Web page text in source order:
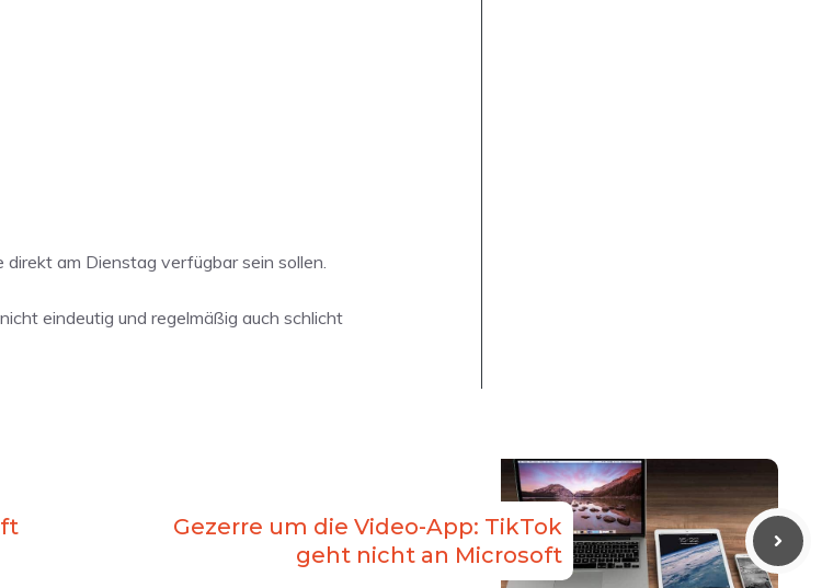
am Dienstag verfügbar sein sollen.
eindeutig und regelmäßig auch schlicht
Gezerre um die Video-App: TikTok
geht nicht an Microsoft